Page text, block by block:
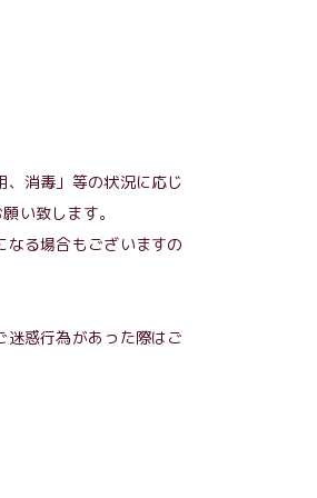
消毒」等の状況に応じ
い致します。
る場合もございますの
惑行為があった際はご